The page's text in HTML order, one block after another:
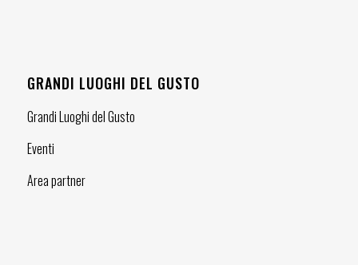
GRANDI LUOGHI DEL GUSTO
Grandi Luoghi del Gusto
Eventi
Area partner